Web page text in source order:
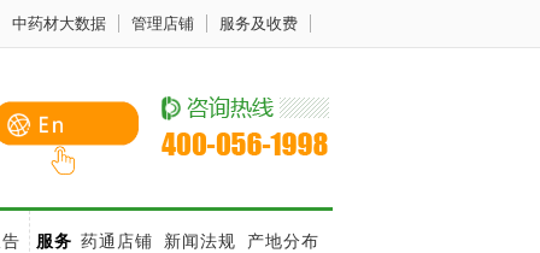
中药材大数据 管理店铺 服务及收费
服务 药通店铺 新闻法规
产地分布